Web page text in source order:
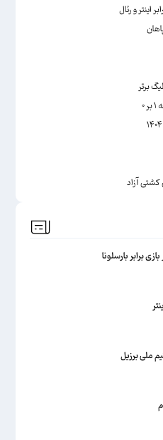
اینتر و رئال
برتر
آزاد
برابر بارسلونا
ملی برزیل